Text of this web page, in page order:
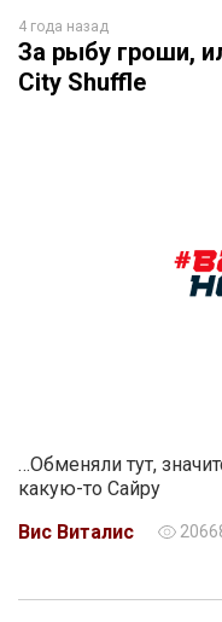
4 года назад
За рыбу гроши,
City Shuffle
…Обменяли тут,
какую-то Сайру
Вис Виталис